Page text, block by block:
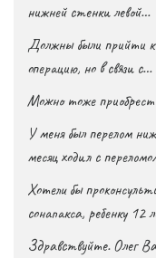
нижней стенки левой…
Должны были прийти к
операцию, но в связи с…
Можно тоже
У меня был перелом
месяц ходил с
Хотели бы
сонапакса, ребенку 12
Здравствуйте. Олег